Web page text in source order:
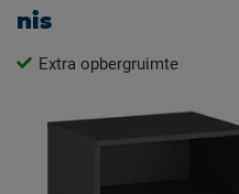
nis
Extra opbergruimte